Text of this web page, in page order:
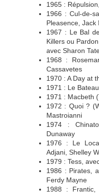
1965 :
1966 : Cul-de-
Pleasence, Jack
1967 : Le Bal
Killers ou
avec Sharon
1968 :
Cassavetes
1970 : A Day at
1971 : Le
1971 : Macbeth
1972 : Quoi ?
Mastroianni
1974 :
Dunaway
1976 : Le
Adjani, Shelley
1979 : Tess,
1986 : Pirates,
Ferdy Mayne
1988 : Frantic,